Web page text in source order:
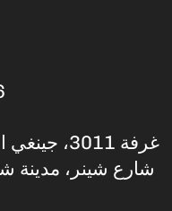
غرفة
شارع شينر، مدينة